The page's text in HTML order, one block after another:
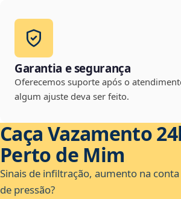
Garantia e segurança
Oferecemos suporte após o
algum ajuste deva ser feito.
Caça Vazamento
Perto de Mim
Sinais de infiltração, aumento na
de pressão?